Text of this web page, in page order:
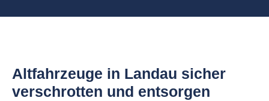
Altfahrzeuge in Landau sicher
verschrotten und entsorgen